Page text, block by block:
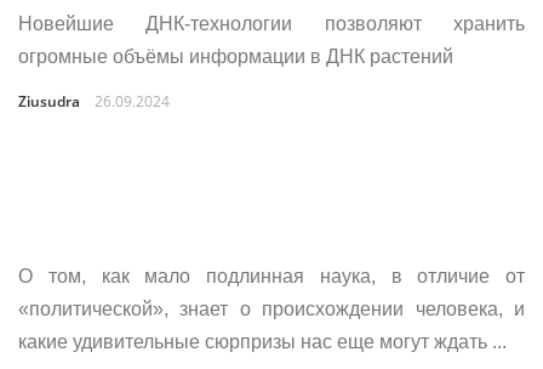
Новейшие ДНК-технологии позволяют хранить
огромные объёмы информации в ДНК растений
Ziusudra 26.09.2024
О том, как мало подлинная наука, в отличие от
«политической», знает о происхождении человека, и
какие удивительные сюрпризы нас еще могут ждать ...